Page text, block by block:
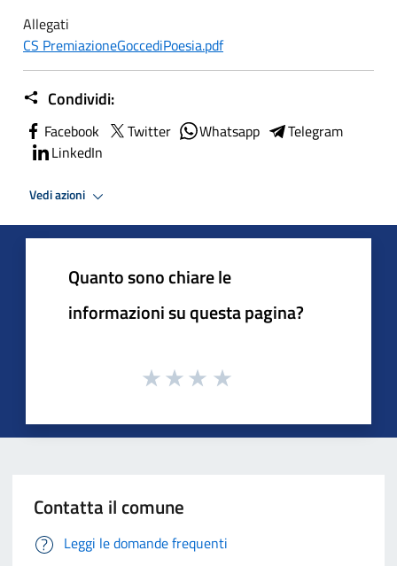
Allegati
CS PremiazioneGoccediPoesia.pdf
Condividi:
Facebook Twitter Whatsapp
Telegram
LinkedIn
Vedi azioni
Quanto sono chiare le
informazioni su questa pagina?
Contatta il comune
Leggi le domande frequenti